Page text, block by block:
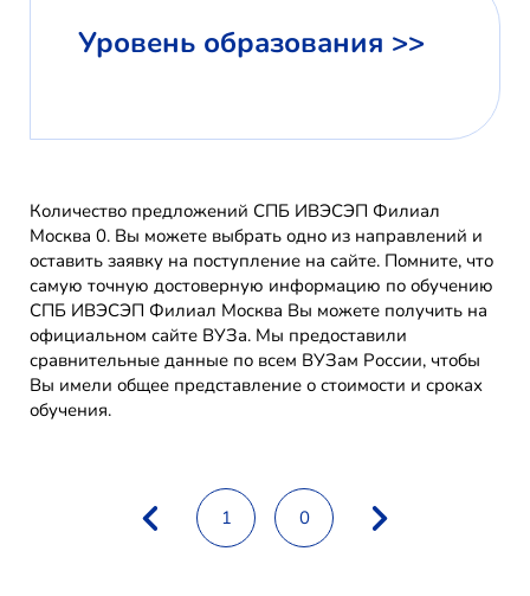
Уровень образования >>
Количество предложений СПБ ИВЭСЭП Филиал
Москва 0. Вы можете выбрать одно из направлений и
оставить заявку на поступление на сайте. Помните, что
самую точную достоверную информацию по обучению
СПБ ИВЭСЭП Филиал Москва Вы можете получить на
официальном сайте ВУЗа. Мы предоставили
сравнительные данные по всем ВУЗам России, чтобы
Вы имели общее представление о стоимости и сроках
обучения.
1 0